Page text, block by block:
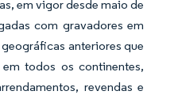
em vigor desde maio de
com gravadores em
anteriores que
todos os continentes,
revendas e